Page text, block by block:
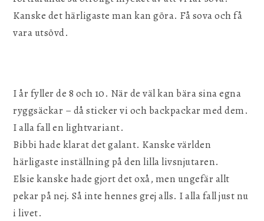
Kanske det härligaste man kan göra. Få sova och få
vara utsövd.
I år fyller de 8 och 10. När de väl kan bära sina egna
ryggsäckar – då sticker vi och backpackar med dem.
I alla fall en lightvariant.
Bibbi hade klarat det galant. Kanske världen
härligaste inställning på den lilla livsnjutaren.
Elsie kanske hade gjort det oxå, men ungefär allt
pekar på nej. Så inte hennes grej alls. I alla fall just nu
i livet.